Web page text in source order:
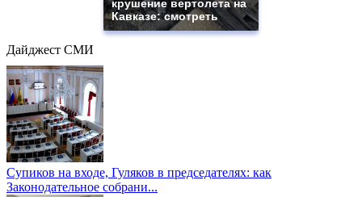
крушение вертолета на
Кавказе: смотреть
Дайджест СМИ
Супиков на входе, Гуляков в председателях: как
Законодательное собрани...